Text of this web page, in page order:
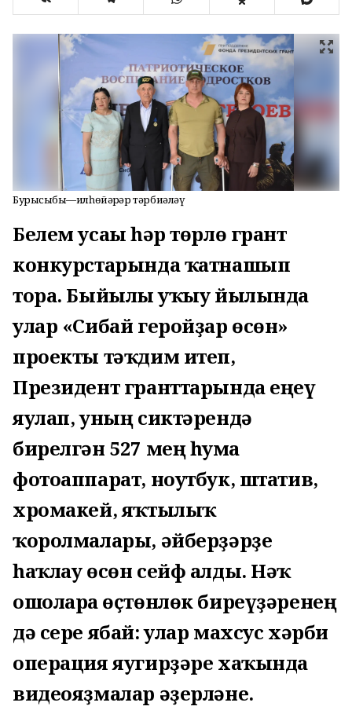
Бурысыбыҙ—илһөйәрҙәр тәрбиәләү
Белем усағы һәр төрлө грант
конкурстарында ҡатнашып
тора. Быйылғы уҡыу йылында
улар «Сибай геройҙар өсөн»
проекты тәҡдим итеп,
Президент гранттарында еңеү
яулап, уның сиктәрендә
бирелгән 527 мең һумға
фотоаппарат, ноутбук, штатив,
хромакей, яҡтылыҡ
ҡоролмалары, әйберҙәрҙе
һаҡлау өсөн сейф алды. Нәҡ
ошоларға өҫтөнлөк биреүҙәренең
дә сере ябай: улар махсус хәрби
операция яугирҙәре хаҡында
видеояҙмалар әҙерләне.